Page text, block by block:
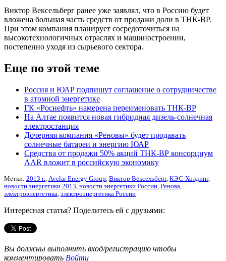
Виктор Вексельберг ранее уже заявлял, что в Россию будет
вложена большая часть средств от продажи доли в ТНК-ВР.
При этом компания планирует сосредоточиться на
высокотехнологичных отраслях и машиностроении,
постепенно уходя из сырьевого сектора.
Еще по этой теме
Россия и ЮАР подпишут соглашение о сотрудничестве
в атомной энергетике
ГК «Роснефть» намерена переименовать ТНК-ВР
На Алтае появится новая гибридная дизель-солнечная
электростанция
Дочерняя компания «Реновы» будет продавать
солнечные батареи и энергию ЮАР
Средства от продажи 50% акций ТНК-ВР консорциум
AAR вложит в российскую экономику
Метки: 2013 г. Avelar Energy Group Виктор Вексельберг, КЭС-Холдинг,
новости энергетики 2013 новости энергетики России Ренова
электроэнергетика электроэнергетика России
Интересная статья? Поделитесь ей с друзьями:
Вы должны выполнить вход/регистрацию чтобы
комментировать Войти